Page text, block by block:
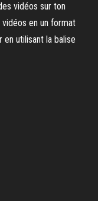
vidéos sur ton
en un format
utilisant la balise